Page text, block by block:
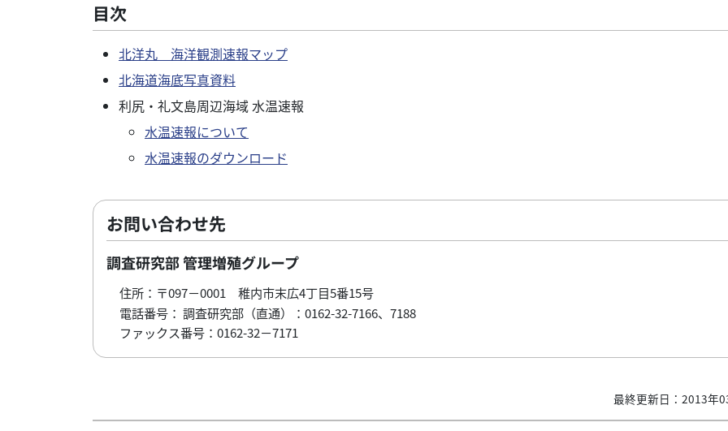
目次
北洋丸 海洋観測速報マップ
北海道海底写真資料
利尻・礼文島周辺海域 水温速報
水温速報について
水温速報のダウンロード
お問い合わせ先
調査研究部 管理増殖グループ
住所：〒097－0001 稚内市末広4丁目5番15号
電話番号： 調査研究部（直通）：0162-32-7166、7188
ファックス番号：0162-32－7171
最終更新日：2013年